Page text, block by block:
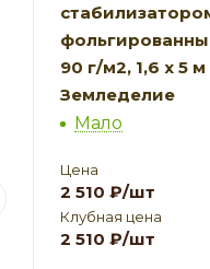
90 г/м2, 1,6 х 5
Земледелие
Мало
Цена
2 510 ₽/шт
Клубная цена
2 510 ₽/шт